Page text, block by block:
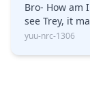
Bro- How am
see Trey, it
yuu-nrc-1306